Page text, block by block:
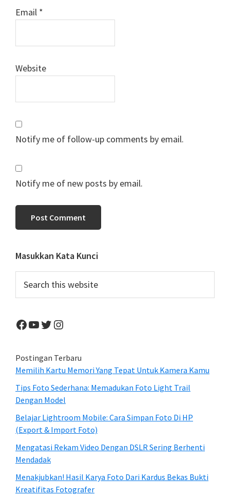
Email *
Website
Notify me of follow-up comments by email.
Notify me of new posts by email.
Primary
Sidebar
Masukkan Kata Kunci
this
website
Facebook
YouTube
Twitter
Instagram
Postingan Terbaru
Memilih Kartu Memori Yang Tepat Untuk Kamera Kamu
Tips Foto Sederhana: Memadukan Foto Light Trail
Dengan Model
Belajar Lightroom Mobile: Cara Simpan Foto Di HP
(Export & Import Foto)
Mengatasi Rekam Video Dengan DSLR Sering Berhenti
Mendadak
Menakjubkan! Hasil Karya Foto Dari Kardus Bekas Bukti
Kreatifitas Fotografer